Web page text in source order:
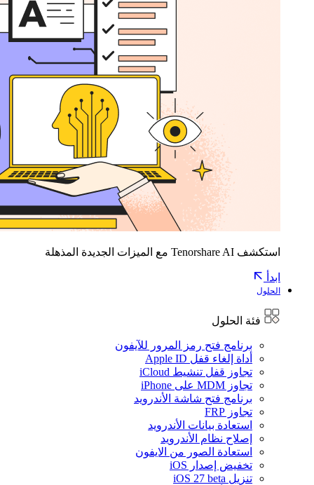
استكشف Tenorshare AI مع الميزات الجديدة المذهلة
ابدأ
الحلول
فئة الحلول
برنامج فتح رمز المرور للآيفون
أداة إلغاء قفل Apple ID
تجاوز قفل تنشيط iCloud
تجاوز MDM على iPhone
برنامج فتح شاشة الأندرويد
تجاوز FRP
استعادة بيانات الأندرويد
إصلاح نظام الأندرويد
استعادة الصور من الايفون
تخفيض إصدار iOS
تنزيل iOS 27 beta